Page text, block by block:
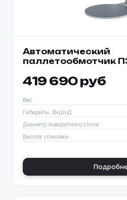
Автоматический
паллетообмотчик
419 690 руб
Вес
Габариты, ВхШхД
Диаметр поворотного стола
Высота упаковки